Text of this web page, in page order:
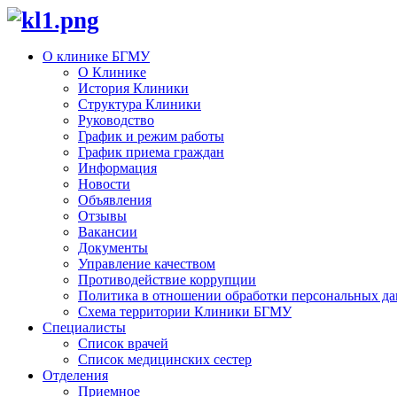
О клинике БГМУ
О Клинике
История Клиники
Структура Клиники
Руководство
График и режим работы
График приема граждан
Информация
Новости
Объявления
Отзывы
Вакансии
Документы
Управление качеством
Противодействие коррупции
Политика в отношении обработки персональных
Схема территории Клиники БГМУ
Специалисты
Список врачей
Список медицинских сестер
Отделения
Приемное